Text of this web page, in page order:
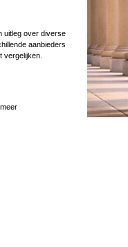
uitleg over diverse
aanbieders
vergelijken.